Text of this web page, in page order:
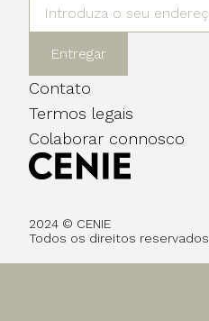
Entregar
Contato
Termos legais
Colaborar connosco
2024 © CENIE
Todos os direitos reservados